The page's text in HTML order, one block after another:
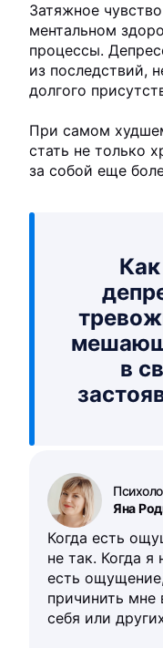
Затяжное
ментальном
процессы.
из последствий,
долгого
При самом
стать не только
за собой еще
Как
в
Яна
Когда есть
не так. Когда я
есть
причинить мне
себя или